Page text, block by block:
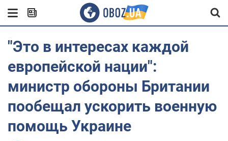
"Это в интересах каждой
европейской нации":
министр обороны Британии
пообещал ускорить военную
помощь Украине